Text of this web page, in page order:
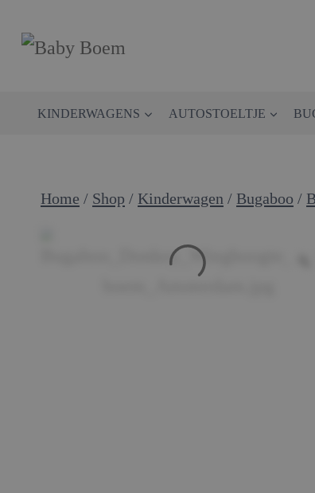
naar
KINDERWAGENS AUTOSTOELTJE
Home / Shop / Kinderwagen / Bugaboo /